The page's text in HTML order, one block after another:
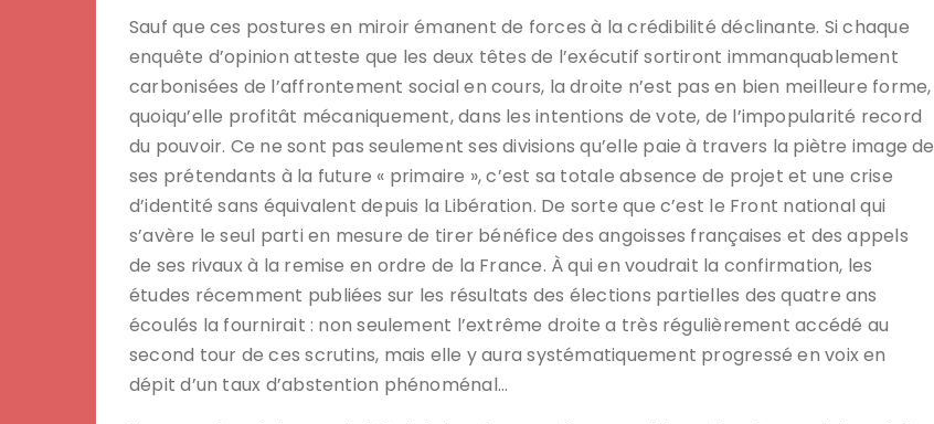
Sauf que ces postures en miroir émanent de forces à la crédibilité déclinante. Si chaque
enquête d’opinion atteste que les deux têtes de l’exécutif sortiront immanquablement
carbonisées de l’affrontement social en cours, la droite n’est pas en bien meilleure forme,
quoiqu’elle profitât mécaniquement, dans les intentions de vote, de l’impopularité record
du pouvoir. Ce ne sont pas seulement ses divisions qu’elle paie à travers la piètre image de
ses prétendants à la future « primaire », c’est sa totale absence de projet et une crise
d’identité sans équivalent depuis la Libération. De sorte que c’est le Front national qui
s’avère le seul parti en mesure de tirer bénéfice des angoisses françaises et des appels
de ses rivaux à la remise en ordre de la France. À qui en voudrait la confirmation, les
études récemment publiées sur les résultats des élections partielles des quatre ans
écoulés la fournirait : non seulement l’extrême droite a très régulièrement accédé au
second tour de ces scrutins, mais elle y aura systématiquement progressé en voix en
dépit d’un taux d’abstention phénoménal…